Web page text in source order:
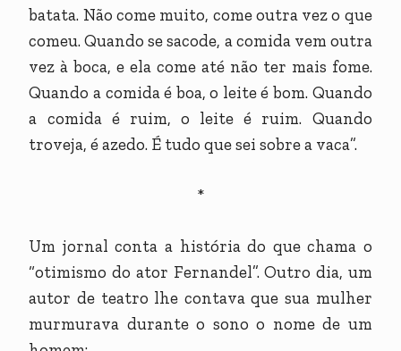
batata. Não come muito, come outra vez o que
comeu. Quando se sacode, a comida vem outra
vez à boca, e ela come até não ter mais fome.
Quando a comida é boa, o leite é bom. Quando
a comida é ruim, o leite é ruim. Quando
troveja, é azedo. É tudo que sei sobre a vaca”.
*
Um jornal conta a história do que chama o
“otimismo do ator Fernandel”. Outro dia, um
autor de teatro lhe contava que sua mulher
murmurava durante o sono o nome de um